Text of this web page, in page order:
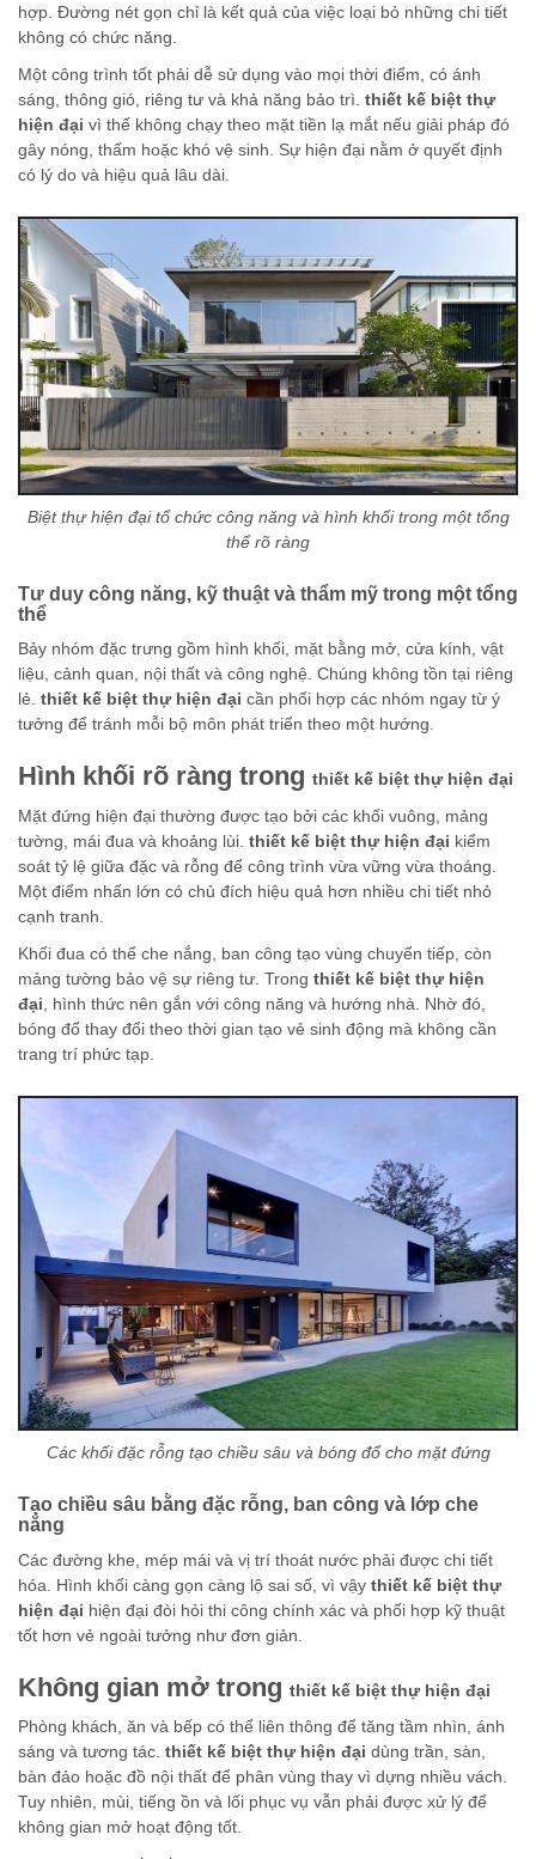
hợp. Đường nét gọn chỉ là kết quả của việc loại bỏ những chi tiết
không có chức năng.
Một công trình tốt phải dễ sử dụng vào mọi thời điểm, có ánh
sáng, thông gió, riêng tư và khả năng bảo trì. thiết kế biệt thự
hiện đại vì thế không chạy theo mặt tiền lạ mắt nếu giải pháp đó
gây nóng, thấm hoặc khó vệ sinh. Sự hiện đại nằm ở quyết định
có lý do và hiệu quả lâu dài.
Biệt thự hiện đại tổ chức công năng và hình khối trong một tổng
thể rõ ràng
Tư duy công năng, kỹ thuật và thẩm mỹ trong một tổng
thể
Bảy nhóm đặc trưng gồm hình khối, mặt bằng mở, cửa kính, vật
liệu, cảnh quan, nội thất và công nghệ. Chúng không tồn tại riêng
lẻ. thiết kế biệt thự hiện đại cần phối hợp các nhóm ngay từ ý
tưởng để tránh mỗi bộ môn phát triển theo một hướng.
Hình khối rõ ràng trong thiết kế biệt thự hiện đại
Mặt đứng hiện đại thường được tạo bởi các khối vuông, mảng
tường, mái đua và khoảng lùi. thiết kế biệt thự hiện đại kiểm
soát tỷ lệ giữa đặc và rỗng để công trình vừa vững vừa thoáng.
Một điểm nhấn lớn có chủ đích hiệu quả hơn nhiều chi tiết nhỏ
cạnh tranh.
Khối đua có thể che nắng, ban công tạo vùng chuyển tiếp, còn
mảng tường bảo vệ sự riêng tư. Trong thiết kế biệt thự hiện
đại , hình thức nên gắn với công năng và hướng nhà. Nhờ đó,
bóng đổ thay đổi theo thời gian tạo vẻ sinh động mà không cần
trang trí phức tạp.
Các khối đặc rỗng tạo chiều sâu và bóng đổ cho mặt đứng
Tạo chiều sâu bằng đặc rỗng, ban công và lớp che
nắng
Các đường khe, mép mái và vị trí thoát nước phải được chi tiết
hóa. Hình khối càng gọn càng lộ sai số, vì vậy thiết kế biệt thự
hiện đại hiện đại đòi hỏi thi công chính xác và phối hợp kỹ thuật
tốt hơn vẻ ngoài tưởng như đơn giản.
Không gian mở trong thiết kế biệt thự hiện đại
Phòng khách, ăn và bếp có thể liên thông để tăng tầm nhìn, ánh
sáng và tương tác. thiết kế biệt thự hiện đại dùng trần, sàn,
bàn đảo hoặc đồ nội thất để phân vùng thay vì dựng nhiều vách.
Tuy nhiên, mùi, tiếng ồn và lối phục vụ vẫn phải được xử lý để
không gian mở hoạt động tốt.